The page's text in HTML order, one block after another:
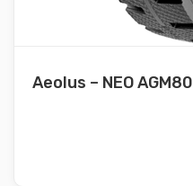
Aeolus – NEO AGM80